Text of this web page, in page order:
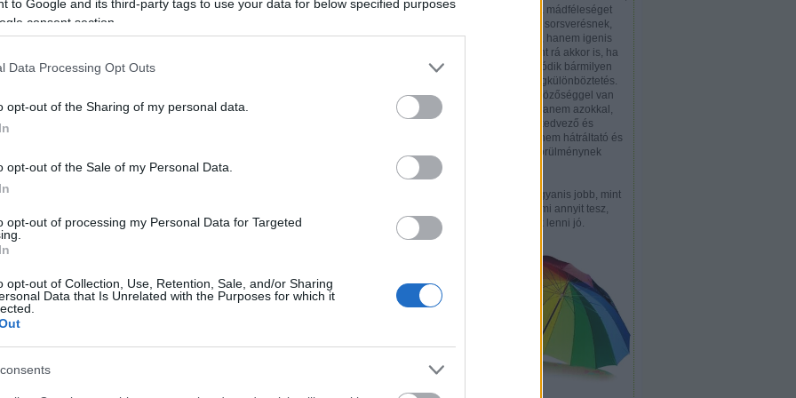
to Google and its third-party tags to use your data for below specified purposes
consent section.
Data Processing Opt Outs
opt-out of the Sharing of my personal data.
opt-out of the Sale of my Personal Data.
opt-out of processing my Personal Data for Targeted
opt-out of Collection, Use, Retention, Sale, and/or Sharing
Data that Is Unrelated with the Purposes for which it
hogy a piréz a mádféleséget
nem gondolja sorsverésnek,
hendikepként, hanem igenis
értékként tekint rá akkor is, ha
épp emiatt adódik bármilyen
hátrányos megkülönböztetés.
Nem a különbözőséggel van
ugyanis baj, hanem azokkal,
akik ezt nem kedvező és
kívánatos, hanem hátráltató és
elhárítandó körülménynek
Különbözni ugyanis jobb, mint
hasonlítani. Ami annyit tesz,
hogy piréznek lenni jó.
Puccsal buktatták meg Orbán Viktort, Magyarország
és a Fidesz-vakondok által végrehajtott akcióban Orbán
Viktor kormányfőt a Parlament Paranoia-termében
0
Címkék: